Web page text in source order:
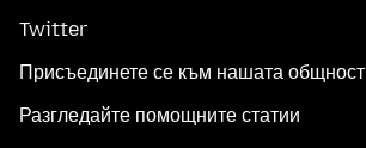
Twitter
Присъединете се към нашата общност
Разгледайте помощните статии